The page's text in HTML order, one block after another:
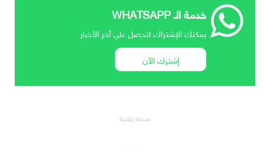
خدمة الـ WHATSAPP
يمكنك الإشتراك لتحصل علي أخر الأخبار
إشترك الآن
مساحة إعلانية